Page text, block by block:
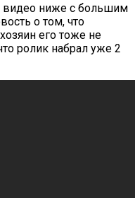
видео ниже с большим
о том, что
его тоже не
ролик набрал уже 2